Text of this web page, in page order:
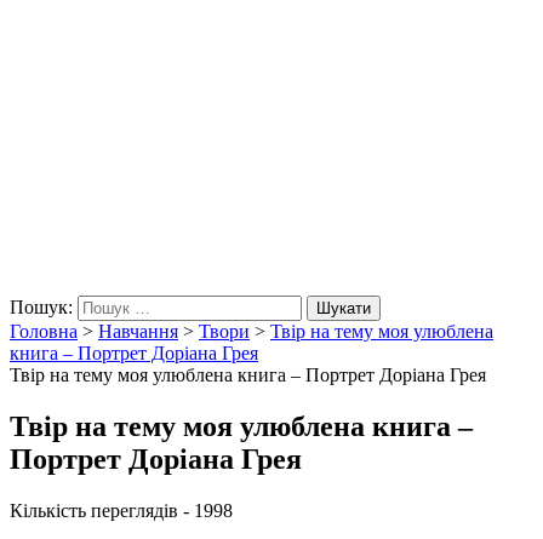
Пошук: Шукати
Головна > Навчання > Твори > Твір на тему моя улюблена
книга – Портрет Доріана Грея
Твір на тему моя улюблена книга – Портрет Доріана Грея
Твір на тему моя улюблена книга –
Портрет Доріана Грея
Кількість переглядів - 1998